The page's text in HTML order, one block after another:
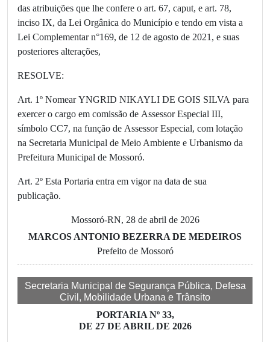
das atribuições que lhe confere o art. 67, caput, e art. 78,
inciso IX, da Lei Orgânica do Município e tendo em vista a
Lei Complementar n°169, de 12 de agosto de 2021, e suas
posteriores alterações,
RESOLVE:
Art. 1º Nomear YNGRID NIKAYLI DE GOIS SILVA para
exercer o cargo em comissão de Assessor Especial III,
símbolo CC7, na função de Assessor Especial, com lotação
na Secretaria Municipal de Meio Ambiente e Urbanismo da
Prefeitura Municipal de Mossoró.
Art. 2º Esta Portaria entra em vigor na data de sua
publicação.
Mossoró-RN, 28 de abril de 2026
MARCOS ANTONIO BEZERRA DE MEDEIROS
Prefeito de Mossoró
Secretaria Municipal de Segurança Pública, Defesa
Civil, Mobilidade Urbana e Trânsito
PORTARIA Nº 33,
DE 27 DE ABRIL DE 2026